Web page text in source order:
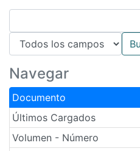
Navegar
Documento
Últimos Cargados
Volumen - Número